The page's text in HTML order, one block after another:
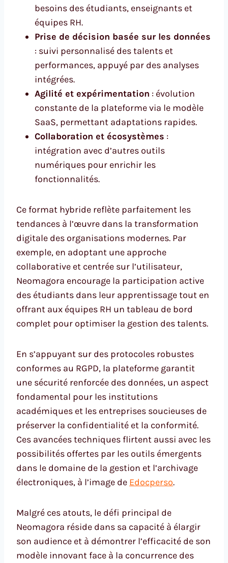
besoins des étudiants, enseignants et
équipes RH.
Prise de décision basée sur les données
: suivi personnalisé des talents et
performances, appuyé par des analyses
intégrées.
Agilité et expérimentation : évolution
constante de la plateforme via le modèle
SaaS, permettant adaptations rapides.
Collaboration et écosystèmes :
intégration avec d’autres outils
numériques pour enrichir les
fonctionnalités.
Ce format hybride reflète parfaitement les
tendances à l’œuvre dans la transformation
digitale des organisations modernes. Par
exemple, en adoptant une approche
collaborative et centrée sur l’utilisateur,
Neomagora encourage la participation active
des étudiants dans leur apprentissage tout en
offrant aux équipes RH un tableau de bord
complet pour optimiser la gestion des talents.
En s’appuyant sur des protocoles robustes
conformes au RGPD, la plateforme garantit
une sécurité renforcée des données, un aspect
fondamental pour les institutions
académiques et les entreprises soucieuses de
préserver la confidentialité et la conformité.
Ces avancées techniques flirtent aussi avec les
possibilités offertes par les outils émergents
dans le domaine de la gestion et l’archivage
électroniques, à l’image de Edocperso.
Malgré ces atouts, le défi principal de
Neomagora réside dans sa capacité à élargir
son audience et à démontrer l’efficacité de son
modèle innovant face à la concurrence des